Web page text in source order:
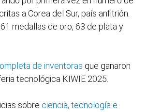
a Corea del Sur, país anfitrión.
medallas de oro, 63 de plata y
de inventoras que ganaron
tecnológica KIWIE 2025.
sobre ciencia, tecnología e